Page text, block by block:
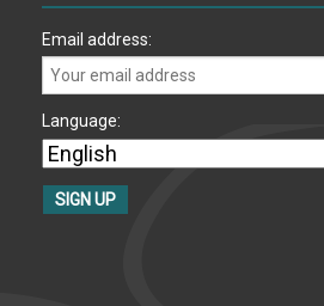
Email address:
Language: